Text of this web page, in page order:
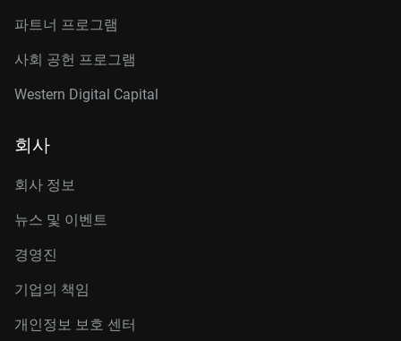
파트너 프로그램
사회 공헌 프로그램
Western Digital Capital
회사
회사 정보
뉴스 및 이벤트
경영진
기업의 책임
개인정보 보호 센터